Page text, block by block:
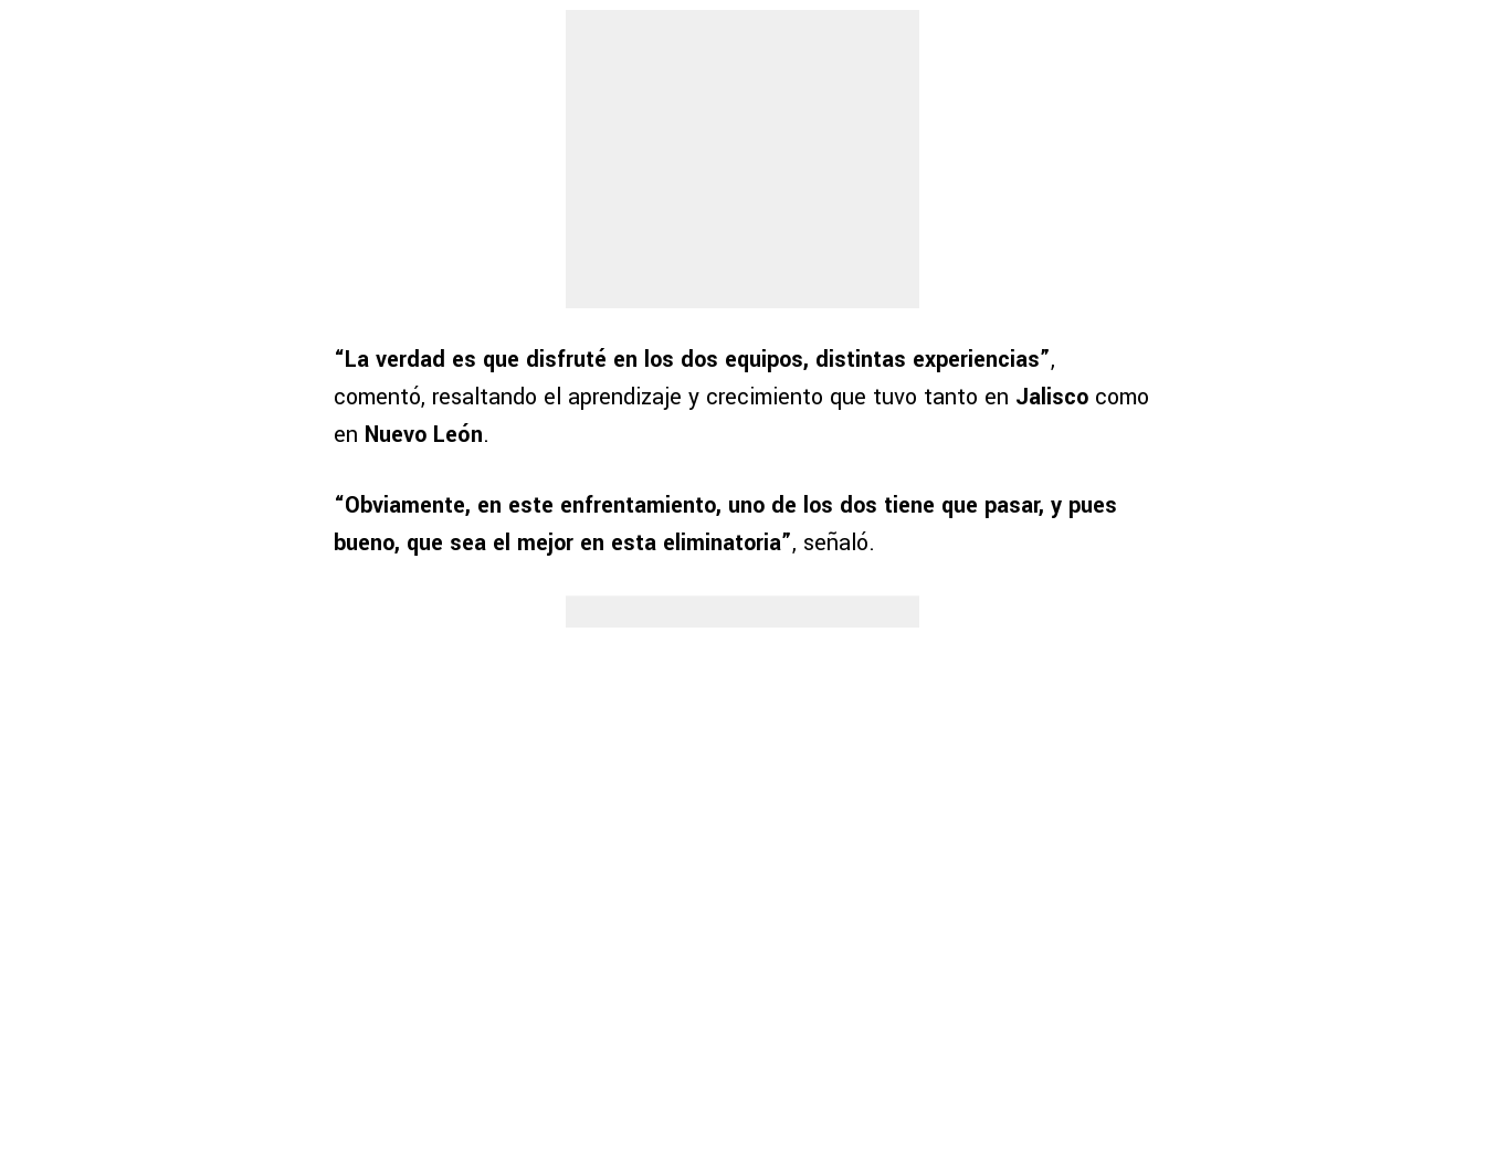
“La verdad es que disfruté en los dos equipos, distintas experiencias”,
comentó, resaltando el aprendizaje y crecimiento que tuvo tanto en Jalisco como
en Nuevo León.
“Obviamente, en este enfrentamiento, uno de los dos tiene que pasar, y pues
bueno, que sea el mejor en esta eliminatoria”, señaló.